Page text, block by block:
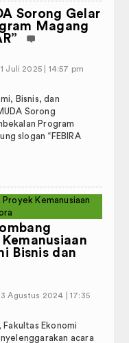
Sorong Gelar
Magang
Juli 2025 | 14:57 pm
Bisnis, dan
Sorong
Program
slogan “FEBIRA
Bisnis dan
Agustus 2024 | 17:35
Fakultas Ekonomi
acara